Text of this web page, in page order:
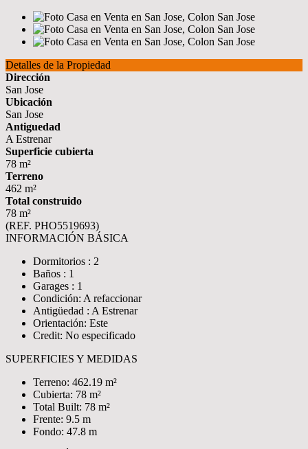
Detalles de la Propiedad
Dirección
San Jose
Ubicación
San Jose
Antiguedad
A Estrenar
Superficie cubierta
78 m²
Terreno
462 m²
Total construido
78 m²
(REF. PHO5519693)
INFORMACIÓN BÁSICA
Dormitorios : 2
Baños : 1
Garages : 1
Condición: A refaccionar
Antigüedad : A Estrenar
Orientación: Este
Credit: No especificado
SUPERFICIES Y MEDIDAS
Terreno: 462.19 m²
Cubierta: 78 m²
Total Built: 78 m²
Frente: 9.5 m
Fondo: 47.8 m